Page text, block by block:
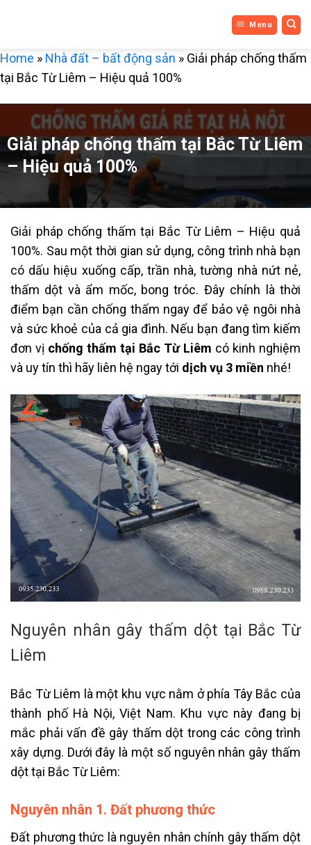
Menu
Home » Nhà đất – bất động sản » Giải pháp chống thấm
tại Bắc Từ Liêm – Hiệu quả 100%
Giải pháp chống thấm tại Bắc Từ Liêm
– Hiệu quả 100%
Giải pháp chống thấm tại Bắc Từ Liêm – Hiệu quả
100%. Sau một thời gian sử dụng, công trình nhà bạn
có dấu hiệu xuống cấp, trần nhà, tường nhà nứt nẻ,
thấm dột và ẩm mốc, bong tróc. Đây chính là thời
điểm bạn cần chống thấm ngay để bảo vệ ngôi nhà
và sức khoẻ của cả gia đình. Nếu bạn đang tìm kiếm
đơn vị chống thấm tại Bắc Từ Liêm có kinh nghiệm
và uy tín thì hãy liên hệ ngay tới dịch vụ 3 miền nhé!
Nguyên nhân gây thấm dột tại Bắc Từ
Liêm
Bắc Từ Liêm là một khu vực nằm ở phía Tây Bắc của
thành phố Hà Nội, Việt Nam. Khu vực này đang bị
mắc phải vấn đề gây thấm dột trong các công trình
xây dựng. Dưới đây là một số nguyên nhân gây thấm
dột tại Bắc Từ Liêm:
Nguyên nhân 1. Đất phương thức
Đất phương thức là nguyên nhân chính gây thấm dột